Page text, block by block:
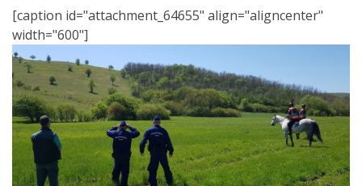
[caption id="attachment_64655" align="aligncenter"
width="600"]